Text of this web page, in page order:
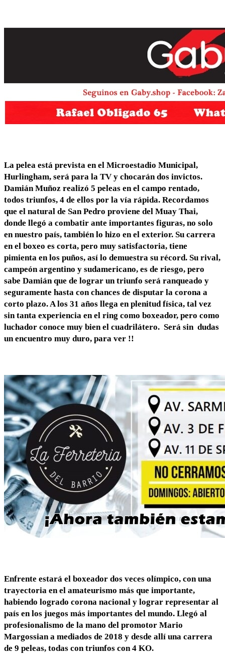
La pelea está prevista en el Microestadio Municipal,
Hurlingham, será para la TV y chocarán dos invictos.
Damián Muñoz realizó 5 peleas en el campo rentado,
todos triunfos, 4 de ellos por la vía rápida. Recordamos
que el natural de San Pedro proviene del Muay Thai,
donde llegó a combatir ante importantes figuras, no solo
en nuestro país, también lo hizo en el exterior. Su carrera
en el boxeo es corta, pero muy satisfactoria, tiene
pimienta en los puños, así lo demuestra su récord. Su rival,
campeón argentino y sudamericano, es de riesgo, pero
sabe Damián que de lograr un triunfo será ranqueado y
seguramente hasta con chances de disputar la corona a
corto plazo. A los 31 años llega en plenitud física, tal vez
sin tanta experiencia en el ring como boxeador, pero como
luchador conoce muy bien el cuadrilátero. Será sin dudas
un encuentro muy duro, para ver !!
Enfrente estará el boxeador dos veces olímpico, con una
trayectoria en el amateurismo más que importante,
habiendo logrado corona nacional y lograr representar al
país en los juegos más importantes del mundo. Llegó al
profesionalismo de la mano del promotor Mario
Margossian a mediados de 2018 y desde allí una carrera
de 9 peleas, todas con triunfos con 4 KO.